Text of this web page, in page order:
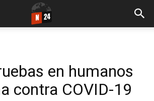
en humanos
contra COVID-19